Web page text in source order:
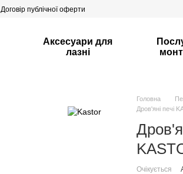
Договір публічної оферти
Аксесуари для
лазні
Головна
Дров'яні печі
Очікується